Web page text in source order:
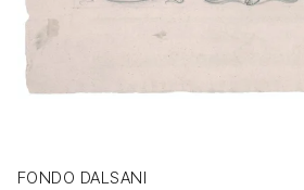
FONDO DALSANI